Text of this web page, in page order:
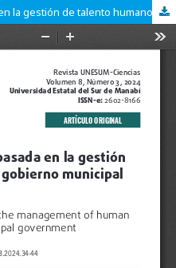
Selección de personal basada en la gestión de talento humano del gobierno municipal Santa Ana